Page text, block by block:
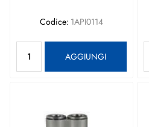
Codice: 1API0114
AGGIUNGI